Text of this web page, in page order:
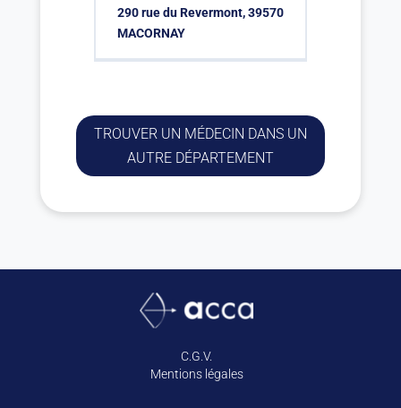
290 rue du Revermont, 39570
MACORNAY
TROUVER UN MÉDECIN DANS UN
AUTRE DÉPARTEMENT
C.G.V.
Mentions légales